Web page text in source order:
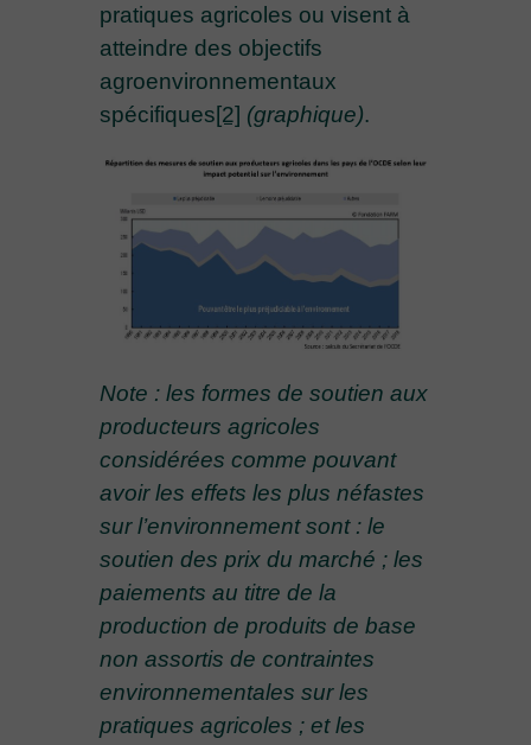
pratiques agricoles ou visent à
atteindre des objectifs
agroenvironnementaux
spécifiques[2] (graphique).
Note : les formes de soutien aux
producteurs agricoles
considérées comme pouvant
avoir les effets les plus néfastes
sur l’environnement sont : le
soutien des prix du marché ; les
paiements au titre de la
production de produits de base
non assortis de contraintes
environnementales sur les
pratiques agricoles ; et les